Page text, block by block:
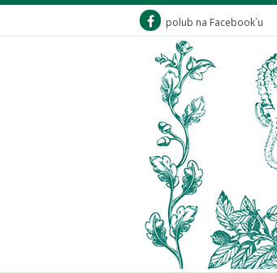
polub na Facebook`u